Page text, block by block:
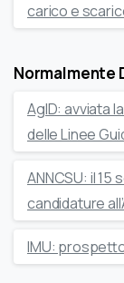
carico e
Normalmente
AgID: avviata
delle Linee
ANNCSU: il
candidature
IMU: